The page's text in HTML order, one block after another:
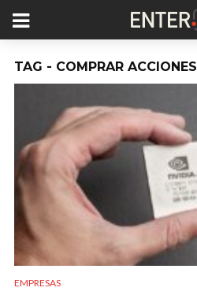
TAG - COMPRAR ACCIONES
EMPRESAS